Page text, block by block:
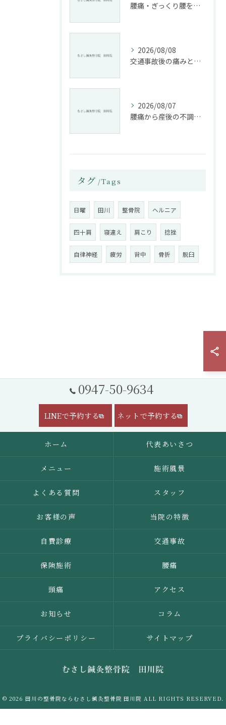
腰痛・ぎっくり腰を根本改善する施術法とは
2026/08/08
交通事故後の痛みと姿勢改善に特化した整骨院の役割
2026/08/07
腰痛から産後の不調まで整骨院で根本改善する方法
タグ Tags
日曜 田川 整骨院 ヘルニア
四十肩 寝違え 肩こり 捻挫
自律神経 疲労 背中 骨折 脱臼
0947-50-9634
LINEで予約する ネットで予約する
ホーム 代表あいさつ
メニュー 施術風景
よくある質問 スタッフ
お客様の声 当院の特徴
自費診療 交通事故
保険施術 腰痛
頭痛 アクセス
お知らせ コラム
プライバシーポリシー サイトマップ
© 2026 田川の整骨院ならむさし鍼灸整骨院 田川院 ALL RIGHTS RESERVED.